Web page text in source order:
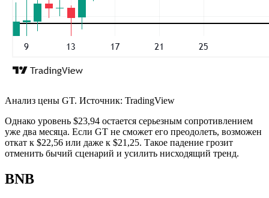
Анализ цены GT. Источник: TradingView
Однако уровень $23,94 остается серьезным сопротивлением
уже два месяца. Если GT не сможет его преодолеть, возможен
откат к $22,56 или даже к $21,25. Такое падение грозит
отменить бычий сценарий и усилить нисходящий тренд.
BNB